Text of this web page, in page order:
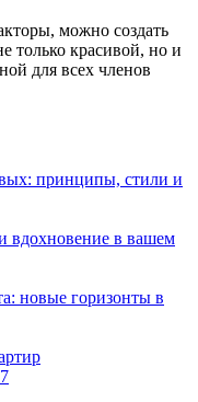
можно создать
только красивой, но и
для всех членов
принципы, стили и
вдохновение в вашем
новые горизонты в